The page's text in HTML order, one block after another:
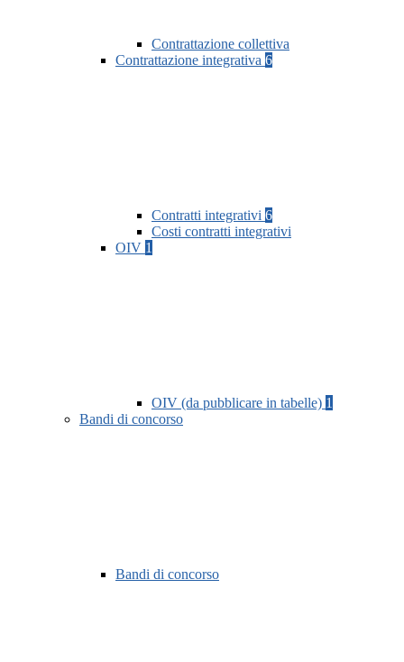
Contrattazione collettiva
Contrattazione integrativa 6
Contratti integrativi 6
Costi contratti integrativi
OIV 1
OIV (da pubblicare in tabelle) 1
Bandi di concorso
Bandi di concorso